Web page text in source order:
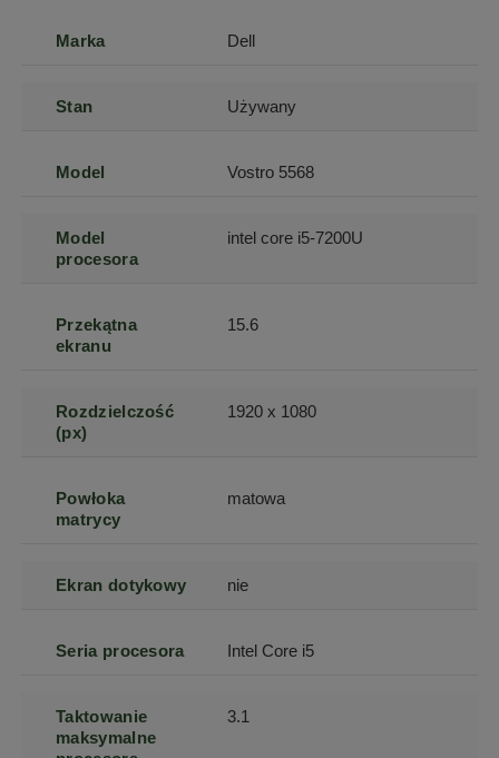
Marka Dell
Stan Używany
Model Vostro 5568
Model
procesora
intel core i5-7200U
Przekątna
ekranu
15.6
Rozdzielczość
(px)
1920 x 1080
Powłoka
matrycy
matowa
Ekran dotykowy nie
Seria procesora Intel Core i5
Taktowanie
maksymalne
3.1